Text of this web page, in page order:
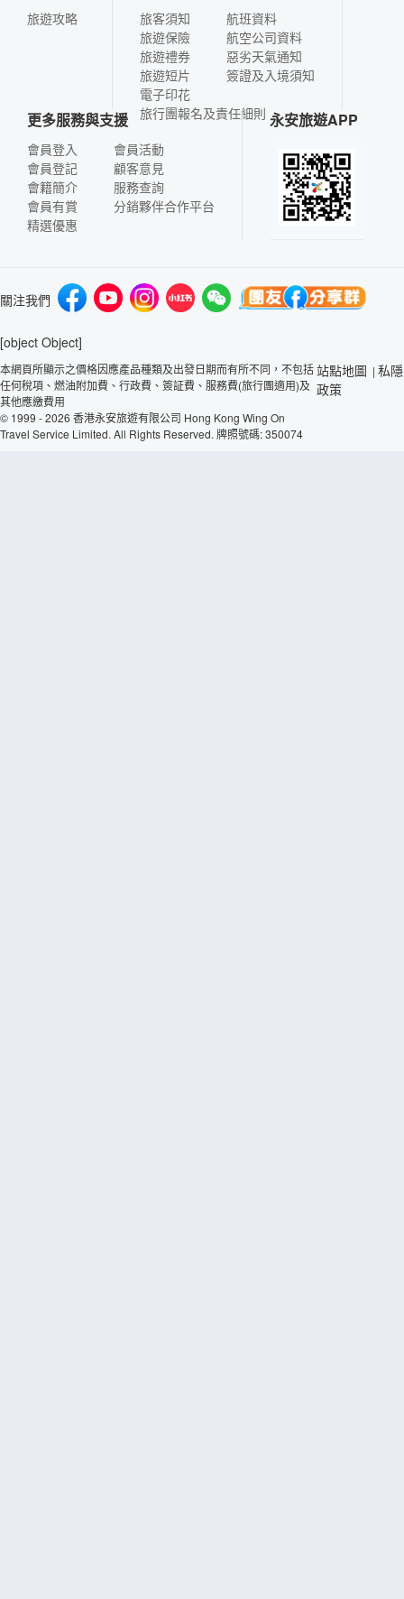
旅遊攻略
旅客須知
旅遊保險
旅遊禮券
旅遊短片
電子印花
航班資料
航空公司資料
惡劣天氣通知
簽證及入境須知
旅行團報名及責任細則
更多服務與支援
會員登入
會員登記
會籍簡介
會員有賞
精選優惠
會員活動
顧客意見
服務查詢
分銷夥伴合作平台
永安旅遊APP
關注我們
[object Object]
本網頁所顯示之價格因應產品種類及出發日期而有所不同，不包括
任何稅項、燃油附加費、行政費、簽証費、服務費(旅行團適用)及
其他應繳費用
© 1999 - 2026 香港永安旅遊有限公司 Hong Kong Wing On
Travel Service Limited. All Rights Reserved. 牌照號碼: 350074
站點地圖 | 私隱
政策